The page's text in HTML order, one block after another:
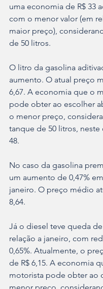
uma economia de R$ 33
com o menor valor (em
maior preço),
de 50 litros.
O litro da gasolina
aumento. O atual preço
6,67. A economia que o
pode obter ao escolher
o menor preço,
tanque de 50 litros, neste
48.
No caso da gasolina
um aumento de 0,47%
janeiro. O preço médio
8,64.
Já o diesel teve queda
relação a janeiro, com
0,65%. Atualmente, o
de R$ 6,15. A economia
motorista pode obter ao